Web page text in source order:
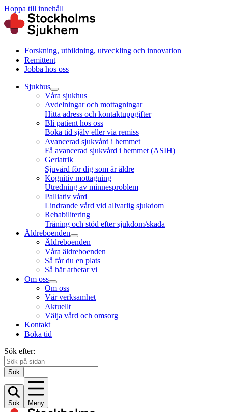
Hoppa till innehåll
Forskning, utbildning, utveckling och innovation
Remittent
Jobba hos oss
Sjukhus
Våra sjukhus
Avdelningar och mottagningar
Hitta adress och kontaktuppgifter
Bli patient hos oss
Boka tid själv eller via remiss
Avancerad sjukvård i hemmet
Få avancerad sjukvård i hemmet (ASIH)
Geriatrik
Sjuvård för dig som är äldre
Kognitiv mottagning
Utredning av minnesproblem
Palliativ vård
Lindrande vård vid allvarlig sjukdom
Rehabilitering
Träning och stöd efter sjukdom/skada
Äldreboenden
Äldreboenden
Våra äldreboenden
Så får du en plats
Så här arbetar vi
Om oss
Om oss
Vår verksamhet
Aktuellt
Välja vård och omsorg
Kontakt
Boka tid
Sök efter:
Sök
Sök Meny